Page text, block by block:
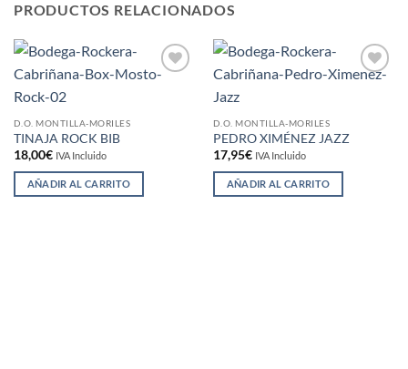
PRODUCTOS RELACIONADOS
D.O. MONTILLA-MORILES
TINAJA ROCK BIB
18,00€ IVA Incluido
AÑADIR AL CARRITO
D.O. MONTILLA-MORILES
PEDRO XIMÉNEZ JAZZ
17,95€ IVA Incluido
AÑADIR AL CARRITO